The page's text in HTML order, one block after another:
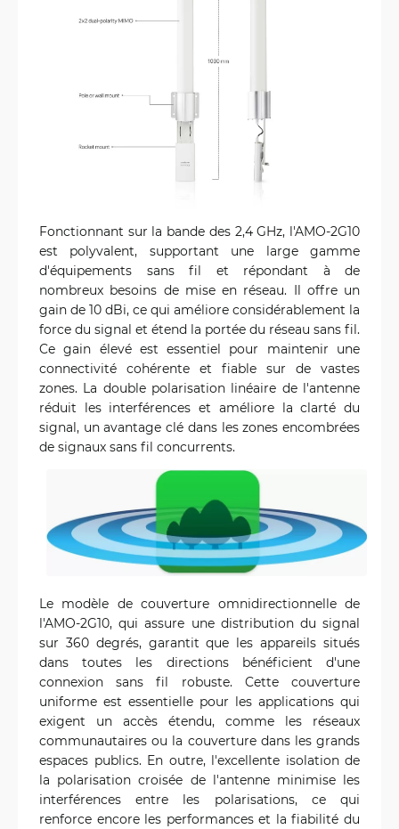
Fonctionnant sur la bande des 2,4 GHz, l'AMO-2G10
est polyvalent, supportant une large gamme
d'équipements sans fil et répondant à de
nombreux besoins de mise en réseau. Il offre un
gain de 10 dBi, ce qui améliore considérablement la
force du signal et étend la portée du réseau sans fil.
Ce gain élevé est essentiel pour maintenir une
connectivité cohérente et fiable sur de vastes
zones. La double polarisation linéaire de l'antenne
réduit les interférences et améliore la clarté du
signal, un avantage clé dans les zones encombrées
de signaux sans fil concurrents.
Le modèle de couverture omnidirectionnelle de
l'AMO-2G10, qui assure une distribution du signal
sur 360 degrés, garantit que les appareils situés
dans toutes les directions bénéficient d'une
connexion sans fil robuste. Cette couverture
uniforme est essentielle pour les applications qui
exigent un accès étendu, comme les réseaux
communautaires ou la couverture dans les grands
espaces publics. En outre, l'excellente isolation de
la polarisation croisée de l'antenne minimise les
interférences entre les polarisations, ce qui
renforce encore les performances et la fiabilité du